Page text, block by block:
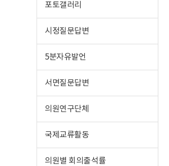
포토갤러리
시정질문답변
5분자유발언
서면질문답변
의원연구단체
국제교류활동
의원별 회의출석률